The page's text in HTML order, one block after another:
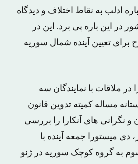
ادلب به نقاط اختلاف و دیدگاه
این باره پی برد. این در
تعیین آینده شمال سوریه
در ملاقات با نمایندگان سه
مساله کمیته تدوین قانون
و نگرانی های آنکارا را بررسی
دی میستورا جمعه آینده با
به گروه کوچک سوریه در ژنو